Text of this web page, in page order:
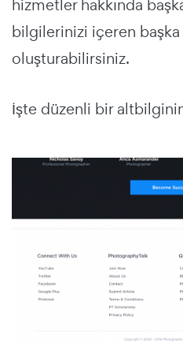
hizmetler hakkında
bilgilerinizi içeren
oluşturabilirsiniz.
İşte düzenli bir